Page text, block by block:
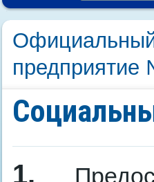
Официальный
предприятие
1.